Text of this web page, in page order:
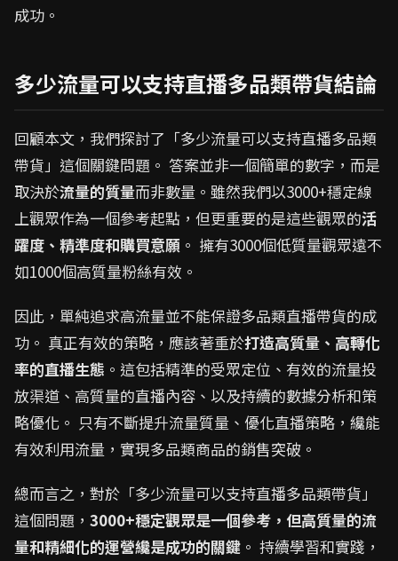
成功。
多少流量可以支持直播多品類帶貨結論
回顧本文，我們探討了「多少流量可以支持直播多品類
帶貨」這個關鍵問題。 答案並非一個簡單的數字，而是
取決於流量的質量而非數量。雖然我們以3000+穩定線
上觀眾作為一個參考起點，但更重要的是這些觀眾的活
躍度、精準度和購買意願 。 擁有3000個低質量觀眾遠不
如1000個高質量粉絲有效。
因此，單純追求高流量並不能保證多品類直播帶貨的成
功。 真正有效的策略，應該著重於打造高質量、高轉化
率的直播生態 。這包括精準的受眾定位、有效的流量投
放渠道、高質量的直播內容、以及持續的數據分析和策
略優化。 只有不斷提升流量質量、優化直播策略，纔能
有效利用流量，實現多品類商品的銷售突破。
總而言之，對於「多少流量可以支持直播多品類帶貨」
這個問題， 3000+穩定觀眾是一個參考，但高質量的流
量和精細化的運營纔是成功的關鍵 。 持續學習和實踐，